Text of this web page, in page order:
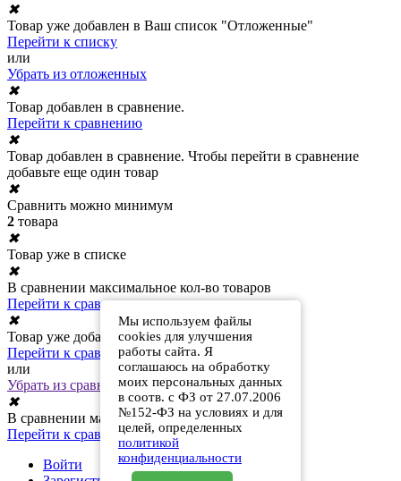
Мы используем файлы
cookies для улучшения
работы сайта. Я
соглашаюсь на обработку
моих персональных данных
в соотв. с ФЗ от 27.07.2006
№152-ФЗ на условиях и для
целей, определенных
политикой
конфиденциальности
✖
Товар уже добавлен в Ваш список "Отложенные"
Перейти к списку
или
Убрать из отложенных
✖
Товар добавлен в сравнение.
Перейти к сравнению
✖
Товар добавлен в сравнение. Чтобы перейти в сравнение
добавьте еще один товар
✖
Сравнить можно минимум
2 товара
✖
Товар уже в списке
✖
В сравнении максимальное кол-во товаров
Перейти к сравнению
✖
Товар уже добавлен в сравнение
Перейти к сравнению
или
Убрать из сравнения
✖
В сравнении максимальное кол-во товаров
Перейти к сравнению
Войти